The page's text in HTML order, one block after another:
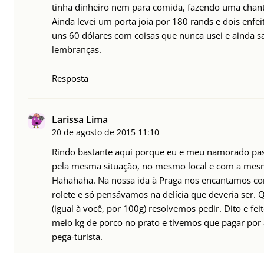
tinha dinheiro nem para comida, fazendo uma
Ainda levei um porta joia por 180 rands e dois
uns 60 dólares com coisas que nunca usei e ainda
lembranças.
Resposta
Larissa Lima
20 de agosto de 2015 11:10
Rindo bastante aqui porque eu e meu namorado
pela mesma situação, no mesmo local e com a
Hahahaha. Na nossa ida à Praga nos encantamos
rolete e só pensávamos na delícia que deveria ser.
(igual à você, por 100g) resolvemos pedir. Dito e
meio kg de porco no prato e tivemos que pagar
pega-turista.